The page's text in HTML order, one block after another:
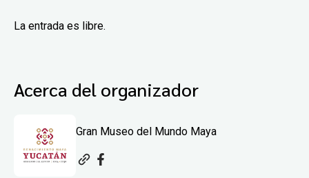
La entrada es libre.
Acerca del organizador
Gran Museo del Mundo Maya